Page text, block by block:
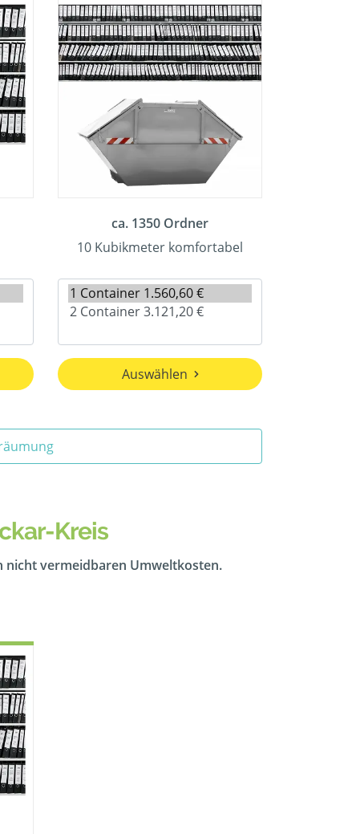
ca. 1350 Ordner
10 Kubikmeter komfortabel
Auswählen
Kreis
nicht vermeidbaren Umweltkosten.